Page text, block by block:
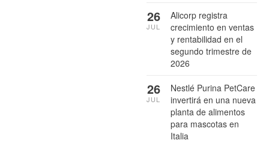
Alicorp registra
crecimiento en ventas
y rentabilidad en el
segundo trimestre de
2026
26
JUL
Nestlé Purina PetCare
invertirá en una nueva
planta de alimentos
para mascotas en
Italia
26
JUL